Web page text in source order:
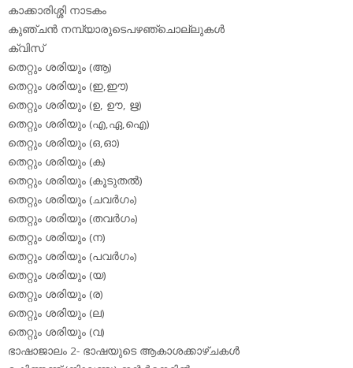
കാക്കാരിശ്ശി നാടകം
കുഞ്ചന്‍ നമ്പ്യാരുടെപഴഞ്ചൊല്ലുകള്‍
ക്വിസ്
തെറ്റും ശരിയും (ആ)
തെറ്റും ശരിയും (ഇ,ഈ)
തെറ്റും ശരിയും (ഉ, ഊ, ഋ)
തെറ്റും ശരിയും (എ,ഏ,ഐ)
തെറ്റും ശരിയും (ഒ,ഓ)
തെറ്റും ശരിയും (ക)
തെറ്റും ശരിയും (കൂടുതല്‍)
തെറ്റും ശരിയും (ചവര്‍ഗം)
തെറ്റും ശരിയും (തവര്‍ഗം)
തെറ്റും ശരിയും (ന)
തെറ്റും ശരിയും (പവര്‍ഗം)
തെറ്റും ശരിയും (യ)
തെറ്റും ശരിയും (ര)
തെറ്റും ശരിയും (ല)
തെറ്റും ശരിയും (വ)
ഭാഷാജാലം 2- ഭാഷയുടെ ആകാശക്കാഴ്ചകള്‍